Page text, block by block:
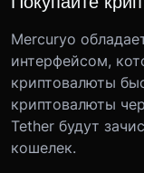
Mercuryo
интерфейсом,
криптовалюты
криптовалюты
Tether будут
кошелек.